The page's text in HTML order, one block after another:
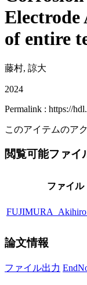
Electrode
of entire
藤村, 諒大
2024
Permalink : https://
このアイテムのア
閲覧可能ファイ
ファイル
論文情報
ファイル出力